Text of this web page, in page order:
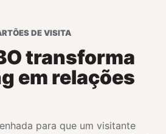
DE VISITA
transforma
em relações
para que um visitante